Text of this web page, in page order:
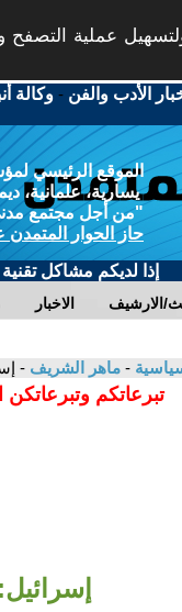
عملية التصفح
الأدب والفن -وكالة
الموقع الرئيسي
يسارية، علمانية،
"من أجل مجتمع
حاز الحوار المتمدن
إذا لديكم مشاكل
الاخبار الارشيف
- ماهر الشريف -
تبرعاتكم